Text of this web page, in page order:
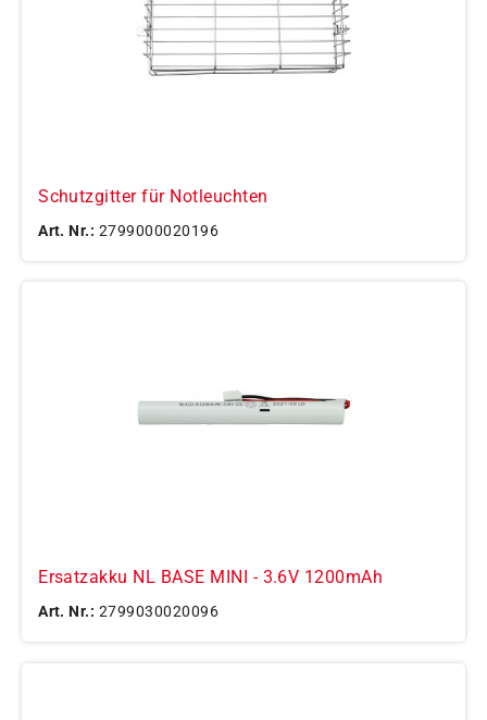
Schutzgitter für Notleuchten
Art. Nr.: 2799000020196
Ersatzakku NL BASE MINI - 3.6V 1200mAh
Art. Nr.: 2799030020096